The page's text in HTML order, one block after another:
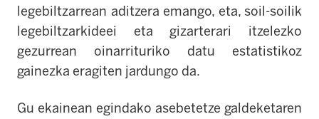
legebiltzarrean aditzera emango, eta, soil-soilik
legebiltzarkideei eta gizarterari itzelezko
gezurrean oinarrituriko datu estatistikoz
gainezka eragiten jardungo da.
Gu ekainean egindako asebetetze galdeketaren